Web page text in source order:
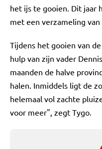
het ijs te gooien. Dit
met een verzameling
Tijdens het gooien van
hulp van zijn vader
maanden de halve
halen. Inmiddels ligt de
helemaal vol zachte
voor meer", zegt Tygo.